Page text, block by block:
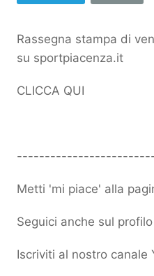
Rassegna stampa di
su sportpiacenza.it
CLICCA QUI
Metti 'mi piace' alla
Seguici anche sul
Iscriviti al nostro canale